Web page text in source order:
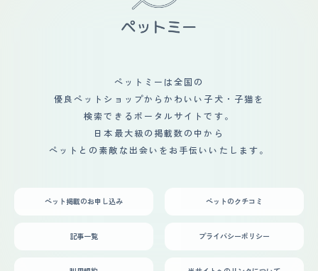
ペットミーは全国の
優良ペットショップからかわいい子犬・子猫を
検索できるポータルサイトです。
日本最大級の掲載数の中から
ペットとの素敵な出会いをお手伝いいたします。
ペット掲載のお申し込み ペットのクチコミ
記事一覧 プライバシーポリシー